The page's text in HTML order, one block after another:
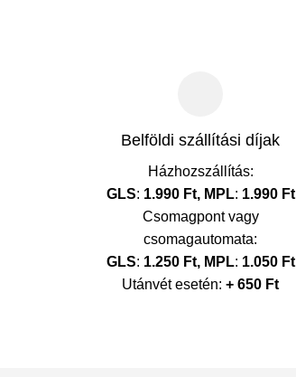
Belföldi szállítási díjak
Házhozszállítás:
GLS: 1.990 Ft, MPL: 1.990 Ft
Csomagpont vagy
csomagautomata:
GLS: 1.250 Ft, MPL: 1.050 Ft
Utánvét esetén: + 650 Ft